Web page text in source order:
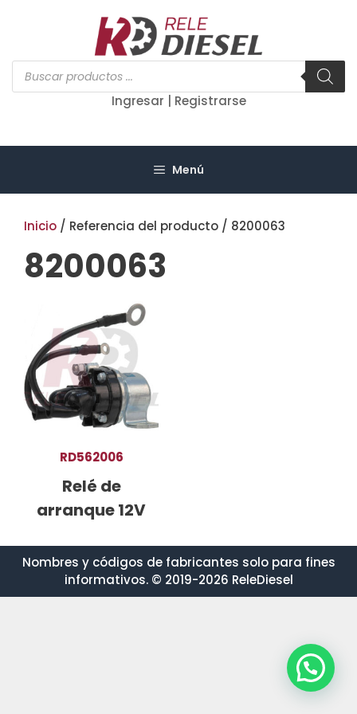
Búsqueda
de
productos
Ingresar | Registrarse
Menú
Inicio / Referencia del producto / 8200063
8200063
RD562006
Relé de
arranque 12V
Nombres y códigos de fabricantes solo para fines
informativos. © 2019-2026 ReleDiesel